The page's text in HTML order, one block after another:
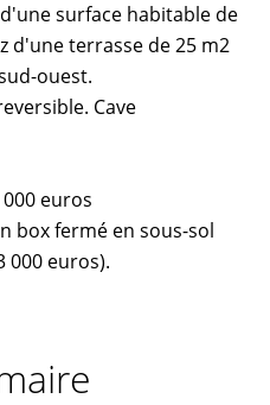
surface habitable de
d'une terrasse de 25 m2
ouest.
Cave
euros
box fermé en sous-sol
000 euros).